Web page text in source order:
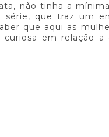
não tinha a
série, que traz um
que aqui as
em relação